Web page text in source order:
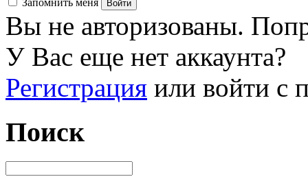
Запомнить меня
Вы не авторизованы.
У Вас еще нет аккаунта?
Регистрация или войти с
Поиск